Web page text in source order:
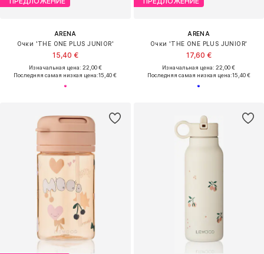
ARENA
Очки 'THE ONE PLUS JUNIOR'
15,40 €
Изначальная цена: 22,00 €
Последняя самая низкая цена:15,40 €
ARENA
Очки 'THE ONE PLUS JUNIOR'
17,60 €
Изначальная цена: 22,00 €
Последняя самая низкая цена:15,40 €